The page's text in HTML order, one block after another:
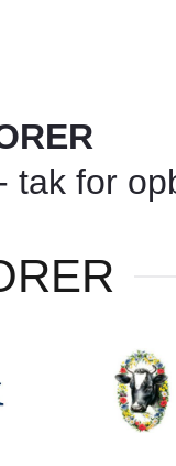
for